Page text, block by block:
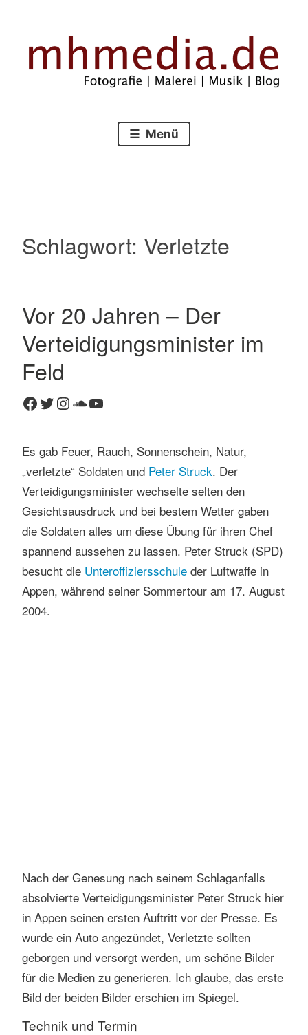
springen
mhmedia.de
Menü
Schlagwort: Verletzte
Vor 20 Jahren – Der
Verteidigungsminister im
Feld
Facebook
Twitter
Instagram
SoundCloud
YouTube
Es gab Feuer, Rauch, Sonnenschein, Natur,
„verletzte“ Soldaten und Peter Struck. Der
Verteidigungsminister wechselte selten den
Gesichtsausdruck und bei bestem Wetter gaben
die Soldaten alles um diese Übung für ihren Chef
spannend aussehen zu lassen. Peter Struck (SPD)
besucht die Unteroffiziersschuleder Luftwaffe in
Appen, während seiner Sommertour am 17. August
2004.
Nach der Genesung nach seinem Schlaganfalls
absolvierte Verteidigungsminister Peter Struck hier
in Appen seinen ersten Auftritt vor der Presse. Es
wurde ein Auto angezündet, Verletzte sollten
geborgen und versorgt werden, um schöne Bilder
für die Medien zu generieren. Ich glaube, das erste
Bild der beiden Bilder erschien im Spiegel.
Technik und Termin
2
K
a
r
e